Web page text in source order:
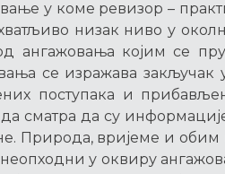
у коме ревизор –
низак ниво у
ангажовања којим се
се изражава
поступака и
сматра да су
Природа, вријеме и
неопходни у оквиру